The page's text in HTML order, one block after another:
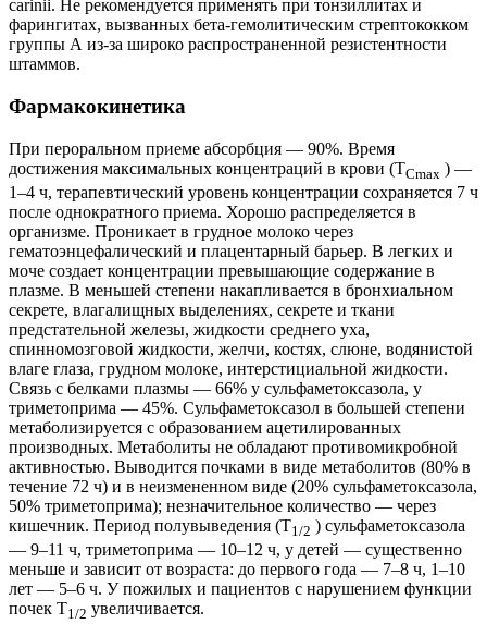
carinii. Не рекомендуется применять при тонзиллитах и
фарингитах, вызванных бета-гемолитическим стрептококком
группы А из-за широко распространенной резистентности
штаммов.
Фармакокинетика
При пероральном приеме абсорбция — 90%. Время
достижения максимальных концентраций в крови (ТСmах ) —
1–4 ч, терапевтический уровень концентрации сохраняется 7 ч
после однократного приема. Хорошо распределяется в
организме. Проникает в грудное молоко через
гематоэнцефалический и плацентарный барьер. В легких и
моче создает концентрации превышающие содержание в
плазме. В меньшей степени накапливается в бронхиальном
секрете, влагалищных выделениях, секрете и ткани
предстательной железы, жидкости среднего уха,
спинномозговой жидкости, желчи, костях, слюне, водянистой
влаге глаза, грудном молоке, интерстициальной жидкости.
Связь с белками плазмы — 66% у сульфаметоксазола, у
триметоприма — 45%. Сульфаметоксазол в большей степени
метаболизируется с образованием ацетилированных
производных. Метаболиты не обладают противомикробной
активностью. Выводится почками в виде метаболитов (80% в
течение 72 ч) и в неизмененном виде (20% сульфаметоксазола,
50% триметоприма); незначительное количество — через
кишечник. Период полувыведения (Т1/2 ) сульфаметоксазола
— 9–11 ч, триметоприма — 10–12 ч, у детей — существенно
меньше и зависит от возраста: до первого года — 7–8 ч, 1–10
лет — 5–6 ч. У пожилых и пациентов с нарушением функции
почек Т1/2 увеличивается.